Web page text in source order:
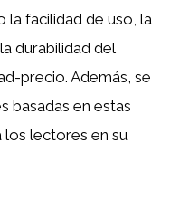
facilidad de uso, la
durabilidad del
precio. Además, se
basadas en estas
los lectores en su